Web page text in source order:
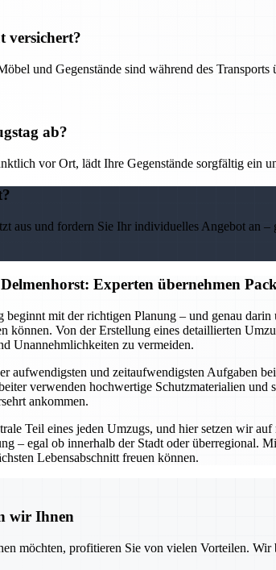
versichert?
und Gegenstände sind während des Transports
ab?
vor Ort, lädt Ihre Gegenstände sorgfältig ein
aus und fordern Sie Ihr individuelles Angebot an –
Experten übernehmen
beginnt mit der richtigen Planung – und genau
können. Von der Erstellung eines detaillierten
Unannehmlichkeiten zu vermeiden.
aufwendigsten und zeitaufwendigsten Aufgaben
verwenden hochwertige Schutzmaterialien
ankommen.
Teil eines jeden Umzugs, und hier setzen wir
– egal ob innerhalb der Stadt oder überregional.
Lebensabschnitt freuen können.
wir Ihnen
möchten, profitieren Sie von vielen Vorteilen.